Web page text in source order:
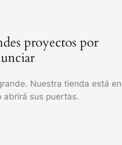
proyectos por
Nuestra tienda está en
abrirá sus puertas.